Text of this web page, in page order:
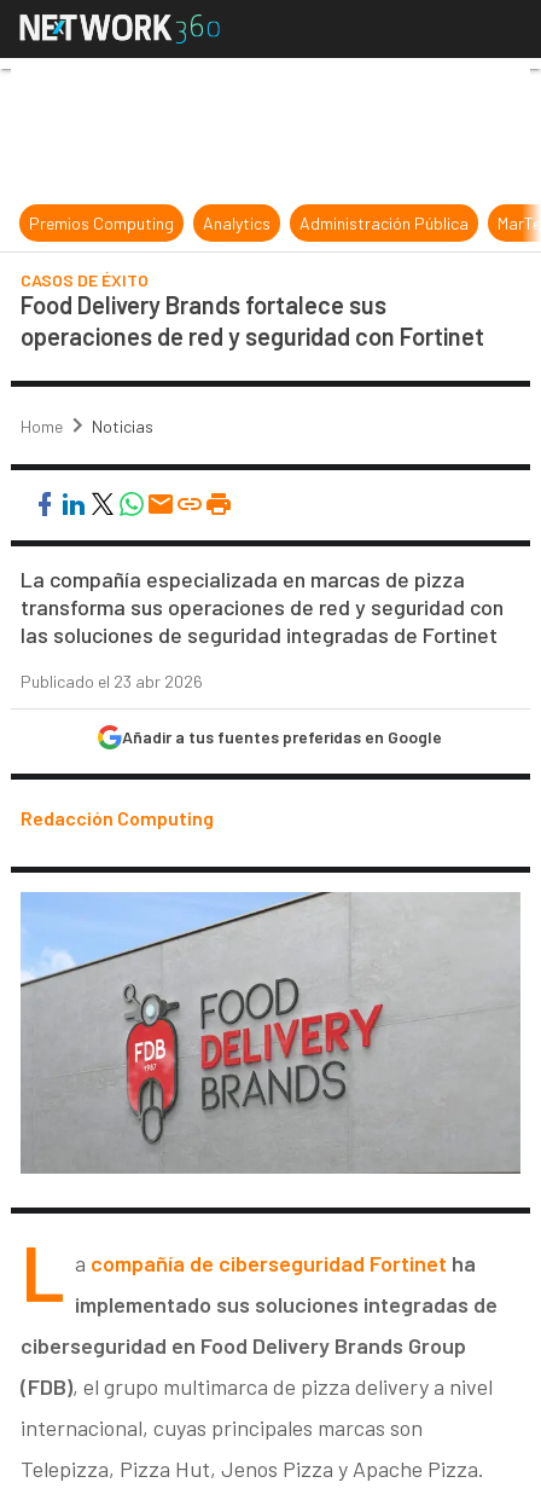
Food Delivery Brands fortalece
Premios Computing Analytics Administración Pública
CASOS DE ÉXITO
Food Delivery Brands fortalece sus
operaciones de red y seguridad con Fortinet
Home Noticias
La compañía especializada en marcas de pizza
transforma sus operaciones de red y seguridad con
las soluciones de seguridad integradas de Fortinet
Publicado el 23 abr 2026
Añadir a tus fuentes preferidas en Google
Redacción Computing
L a compañía de ciberseguridad Fortinet ha
implementado sus soluciones integradas de
ciberseguridad en Food Delivery Brands Group
(FDB), el grupo multimarca de pizza delivery a nivel
internacional, cuyas principales marcas son
Telepizza, Pizza Hut, Jenos Pizza y Apache Pizza.